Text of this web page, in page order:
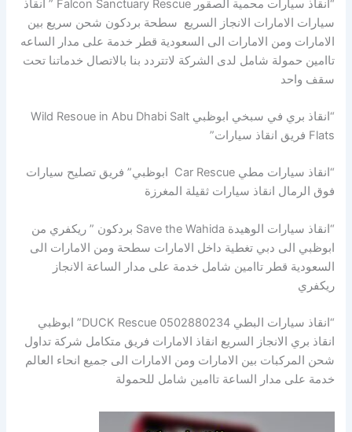
“انقاذ سيارات محمية الصقور Falcon Sanctuary Rescue ” انقاذ
سيارات الامارات الانجاز السريع سطحة بردكون شحن سريع بين
الامارات ومن الامارات الى السعودية قطر خدمة على مدار الساعه
تاامين حمولة شامل لدى الشركة لاتتردد بنا بالاتصال خدماتنا تحت
سقف واحد
“انقاذ بري في سبخي ابوظبي Wild Resoue in Abu Dhabi Salt
Flats فريق انقاذ سيارات”
“انقاذ سيارات مطي Car Rescue ابوظبي” فريق تصليح سيارات
فوق الرمال انقاذ سيارات ثقيلة المغرزة
“انقاذ سيارات الوهيدة Save the Wahida بردكون ” ريكفري من
ابوظبي الى دبي تغطية داخل الامارات سطحة ومن الامارات الى
السعودية قطر تاامين شامل خدمة على مدار الساعة الانجاز
ريكفري
“انقاذ سيارات البطي DUCK Rescue 0502880234” ابوظبي
انقاذ بري الانجاز السريع انقاذ الامارات فريق متكامل شركة تداول
شحن المركبات بين الامارات ومن الامارات الى جميع انحاء العالم
خدمة على مدار الساعة تاامين شامل للحمولة